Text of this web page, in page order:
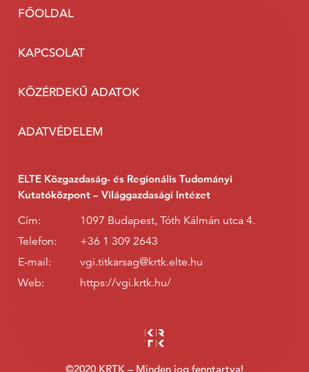
FŐOLDAL
KAPCSOLAT
KÖZÉRDEKŰ ADATOK
ADATVÉDELEM
ELTE Közgazdaság- és Regionális Tudományi
Kutatóközpont – Világgazdasági Intézet
Cím:
1097 Budapest, Tóth Kálmán utca 4.
Telefon:
+36 1 309 2643
E-mail:
vgi.titkarsag@krtk.elte.hu
Web:
https://vgi.krtk.hu/
©2020 KRTK – Minden jog fenntartva!